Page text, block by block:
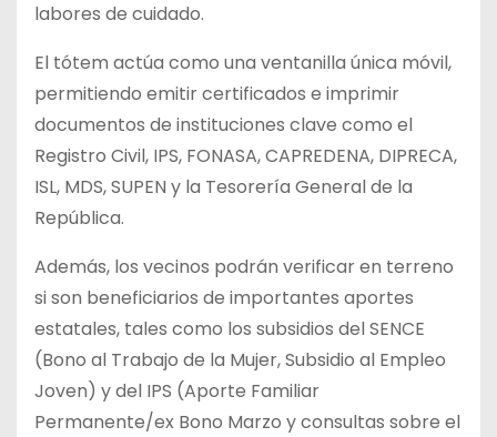
labores de cuidado.
El tótem actúa como una ventanilla única móvil,
permitiendo emitir certificados e imprimir
documentos de instituciones clave como el
Registro Civil, IPS, FONASA, CAPREDENA, DIPRECA,
ISL, MDS, SUPEN y la Tesorería General de la
República.
Además, los vecinos podrán verificar en terreno
si son beneficiarios de importantes aportes
estatales, tales como los subsidios del SENCE
(Bono al Trabajo de la Mujer, Subsidio al Empleo
Joven) y del IPS (Aporte Familiar
Permanente/ex Bono Marzo y consultas sobre el